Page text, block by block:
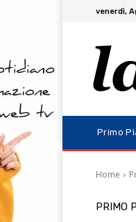
venerdì,
Primo
Home
PRIMO